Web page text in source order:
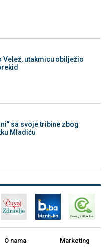
Velež, utakmicu obilježio
sa svoje tribine zbog
Mladiću
O nama Marketing